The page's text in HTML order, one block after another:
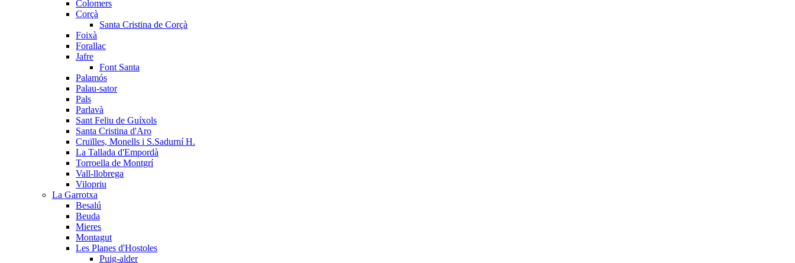
Colomers
Corçà
Santa Cristina de Corçà
Foixà
Forallac
Jafre
Font Santa
Palamós
Palau-sator
Pals
Parlavà
Sant Feliu de Guíxols
Santa Cristina d'Aro
Cruïlles, Monells i S.Sadurní H.
La Tallada d'Empordà
Torroella de Montgrí
Vall-llobrega
Vilopriu
La Garrotxa
Besalú
Beuda
Mieres
Montagut
Les Planes d'Hostoles
Puig-alder